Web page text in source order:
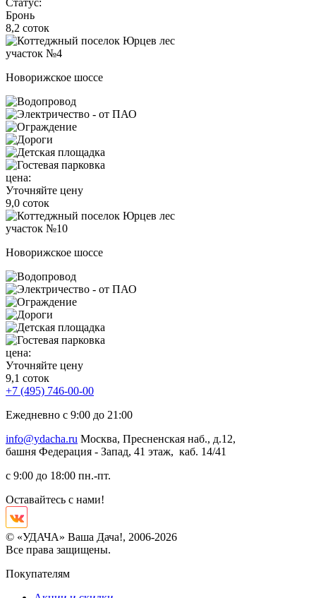
Бронь
8,2 соток
участок №4
Новорижское шоссе
цена:
Уточняйте цену
9,0 соток
участок №10
Новорижское шоссе
цена:
Уточняйте цену
9,1 соток
+7 (495) 746-00-00
Ежедневно с 9:00 до 21:00
info@ydacha.ru Москва, Пресненская наб., д.12,
башня Федерация - Запад, 41 этаж, каб. 14/41
с 9:00 до 18:00 пн.-пт.
Оставайтесь с нами!
© «УДАЧА» Ваша Дача!, 2006-2026
Все права защищены.
Покупателям